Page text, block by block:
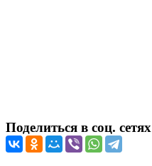
Поделиться в соц. сетях